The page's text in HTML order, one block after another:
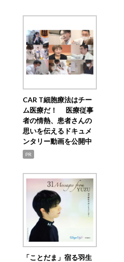
CAR T細胞療法はチー
ム医療だ！ 医療従事
者の情熱、患者さんの
思いを伝えるドキュメ
ンタリー動画を公開中
PR
「ことだま」宿る羽生